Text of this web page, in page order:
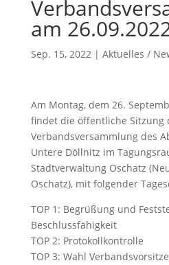
am
Sep. 15, 2022| Aktuelles /
Am Montag, dem 26.
findet die öffentliche Sitzung
Verbandsversammlung des
Untere Döllnitz im
Stadtverwaltung Oschatz
Oschatz), mit folgender
TOP 1: Begrüßung und
Beschlussfähigkeit
TOP 2: Protokollkontrolle
TOP 3: Wahl